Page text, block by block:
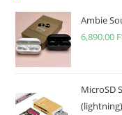
Ambie
6,890.00
MicroSD